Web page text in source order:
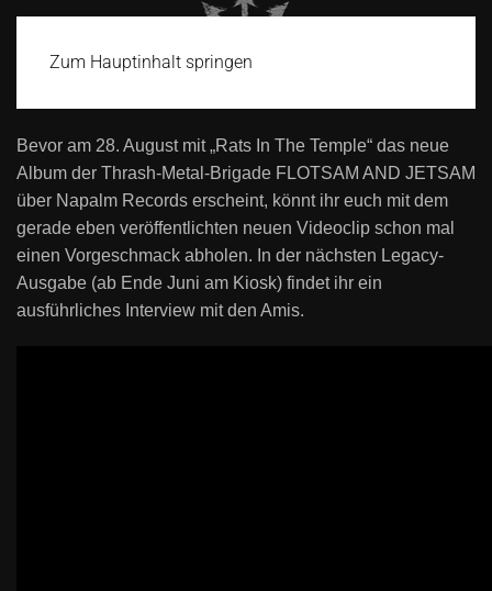
Zum Hauptinhalt springen
Bevor am 28. August mit „Rats In The Temple“ das neue
Album der Thrash-Metal-Brigade FLOTSAM AND JETSAM
über Napalm Records erscheint, könnt ihr euch mit dem
gerade eben veröffentlichten neuen Videoclip schon mal
einen Vorgeschmack abholen. In der nächsten Legacy-
Ausgabe (ab Ende Juni am Kiosk) findet ihr ein
ausführliches Interview mit den Amis.